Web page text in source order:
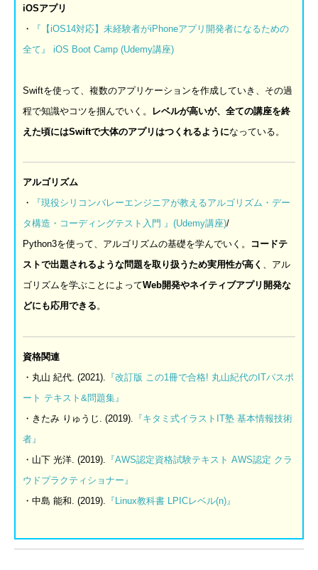
iOSアプリ
・
『【iOS14対応】未経験者がiPhoneアプリ開発者になるための
全て』
iOS Boot Camp (Udemy講座)
Swiftを使って、複数のアプリケーションを作成していき、その過
程で知識やコツを掴んでいく。
レベルが高いが、全ての講座を終
えた頃にはSwiftで大体のアプリはつくれるようになっている。
アルゴリズム
・
『現役シリコンバレーエンジニアが教えるアルゴリズム・デー
タ構造・コーディングテスト入門 』 (Udemy講座)/
Python3を使って、アルゴリズムの基礎を学んでいく。
コードテ
ストで出題されるような問題を取り扱うため実用性が高く 、アル
ゴリズムを学ぶことによってWeb開発やネイティブアプリ開発な
どにも応用できる。
資格関連
・丸山 紀代. (2021).
『改訂版 この1 冊で合格! 丸山紀代の ITパスポ
ート テキスト &問題集』
・きたみ りゅうじ. (2019).
『キタミ式イラスト IT塾 基本情報技術
者』
・山下 光洋. (2019).
『AWS認定資格試験テキスト AWS認定 クラ
ウドプラクティショナー』
・中島 能和. (2019).
『 Linux教科書 LPICレベル(n) 』